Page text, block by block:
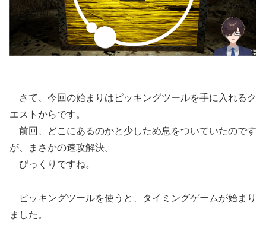
さて、今回の始まりはピッキングツールを手に入れるク
エストからです。
前回、どこにあるのかと少しため息をついていたのです
が、まさかの速攻解決。
びっくりですね。
ピッキングツールを使うと、タイミングゲームが始まり
ました。